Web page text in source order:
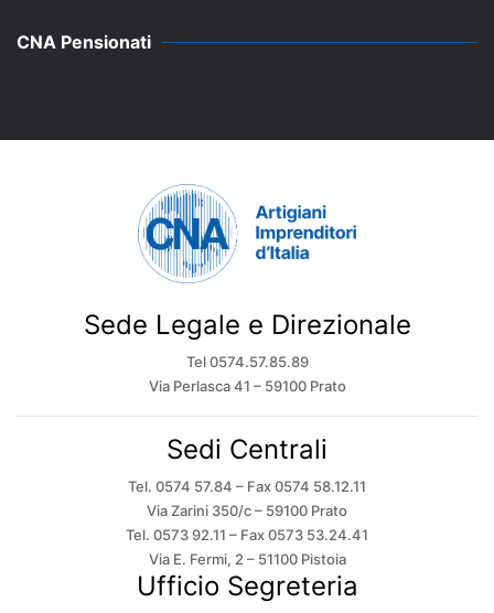
CNA Pensionati
Sede Legale e Direzionale
Tel 0574.57.85.89
Via Perlasca 41 – 59100 Prato
Sedi Centrali
Tel. 0574 57.84 – Fax 0574 58.12.11
Via Zarini 350/c – 59100 Prato
Tel. 0573 92.11 – Fax 0573 53.24.41
Via E. Fermi, 2 – 51100 Pistoia
Ufficio Segreteria